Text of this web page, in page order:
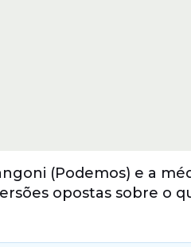
(Podemos) e a
opostas sobre o